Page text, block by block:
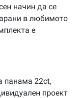
начин да се
в любимото
е
панама 22ct,
проект